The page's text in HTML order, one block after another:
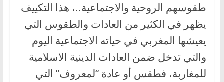
طقوسهم الروحية والاجتماعية..، هذا التكييف
يظهر في الكثير من العادات والطقوس التي
يعيشها المغربي في حياته الاجتماعية اليوم
والتي تدخل ضمن العادات الدينية الاسلامية
للمغاربة، فطقس أو عادة “لمعروف” التي